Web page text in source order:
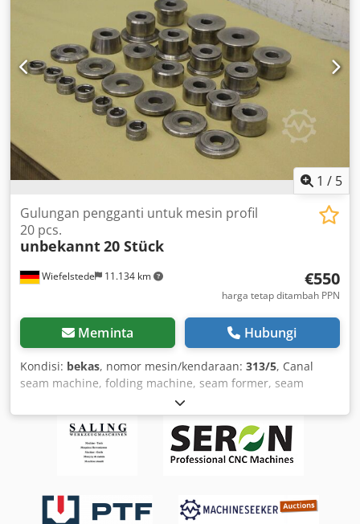
1 / 5
Wiefelstede 11.134 km
Gulungan pengganti untuk mesin profil
20 pcs.
unbekannt20 Stück
€550
harga tetap ditambah PPN
Meminta Hubungi
Kondisi: bekas, nomor mesin/kendaraan: 313/5, Canal
seam machine, folding machine, seam former, seam
closing machine, seam former, sheet metal bending
machine, roll forming machine -Rollers: 20 -Spacer rings:
14 -Designs: various -Shaft diameter: Ø 28 mm Dodpjd R N
Icefx Al Nock -Price: complete -Weight: 21.4 kg